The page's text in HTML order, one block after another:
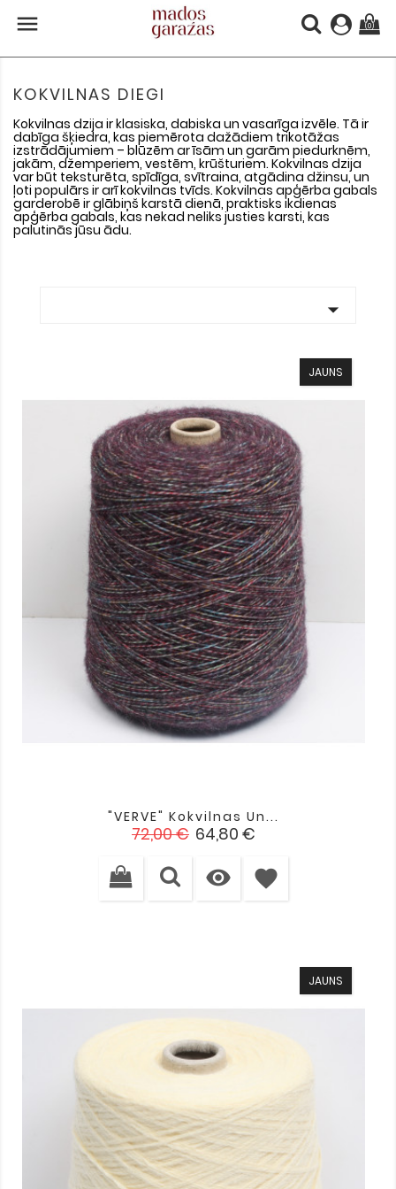
 (0)
KOKVILNAS DIEGI
Kokvilnas dzija ir klasiska, dabiska un vasarīga izvēle. Tā ir
dabīga šķiedra, kas piemērota dažādiem trikotāžas
izstrādājumiem – blūzēm ar īsām un garām piedurknēm,
jakām, džemperiem, vestēm, krūšturiem. Kokvilnas dzija
var būt teksturēta, spīdīga, svītraina, atgādina džinsu, un
ļoti populārs ir arī kokvilnas tvīds. Kokvilnas apģērba gabals
garderobē ir glābiņš karstā dienā, praktisks ikdienas
apģērba gabals, kas nekad neliks justies karsti, kas
palutinās jūsu ādu.

JAUNS
"VERVE" Kokvilnas Un...
Standarta
72,00 € Cena
64,80 €
 favorite
JAUNS